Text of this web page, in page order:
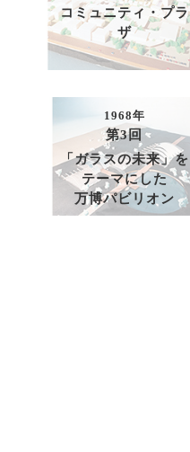
コミュニティ・プラ
ザ
1968年
第3回
「ガラスの未来」を
テーマにした
万博パビリオン